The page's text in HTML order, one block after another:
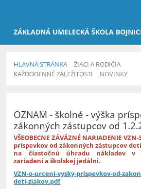
ZÁKLADNÁ UMELECKÁ ŠKOLA
HLAVNÁ STRÁNKA
ŽIACI A RODIČIA
KAŽDODENNÉ ZÁLEŽITOSTI
NOVINKY
OZNAM - školné - výška
zákonných zástupcov od
VŠEOBECNE ZÁVÄZNÉ NARIADENIE
príspevkov od zákonných zástupcov
na čiastočnú úhradu nákladov v
zariadení a školskej jedálni.
VZN-o-urceni-vysky-prispevkov-od-
deti-ziakov.pdf